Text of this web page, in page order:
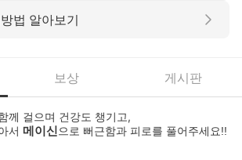
법 알아보기
보상 게시판
께 걸으며 건강도 챙기고,
서 메이신으로 뻐근함과 피로를 풀어주세요!!